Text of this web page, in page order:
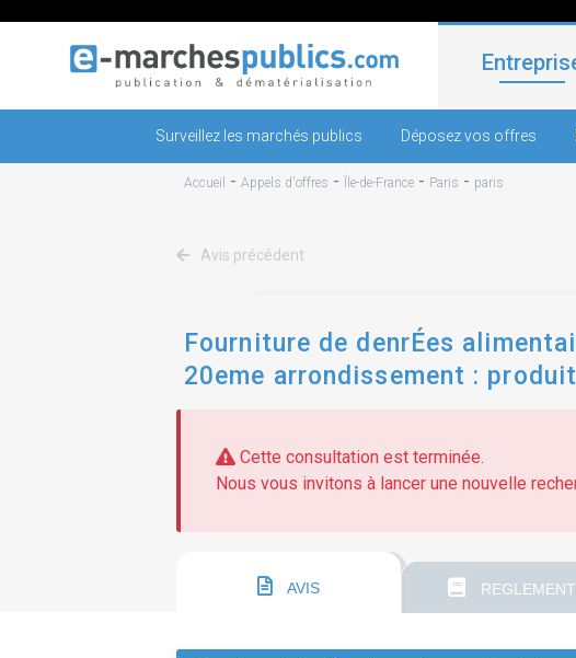
Surveillez les marchés publics Déposez vos offres
Accueil - Appels d'offres - Île-de-France - Paris - paris
Avis précédent
Fourniture de denrÉes
20eme arrondissement :
Cette consultation est terminée.
Nous vous invitons à lancer une nouvelle
AVIS REGLEMENT